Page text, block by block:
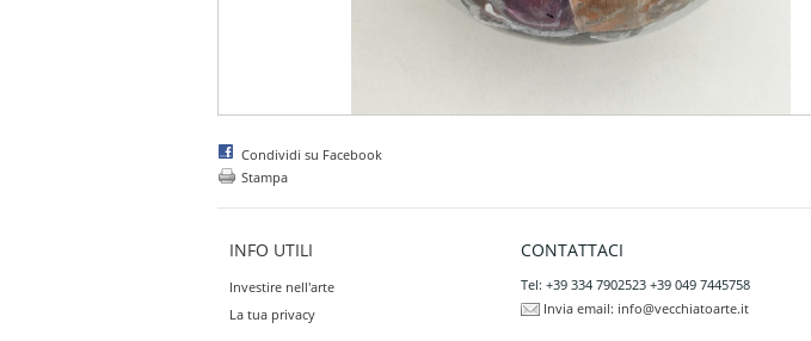
Condividi su Facebook
Stampa
INFO UTILI
Investire nell'arte
La tua privacy
CONTATTACI
Tel: +39 334 7902523 +39 049 7445758
Invia email: info@vecchiatoarte.it